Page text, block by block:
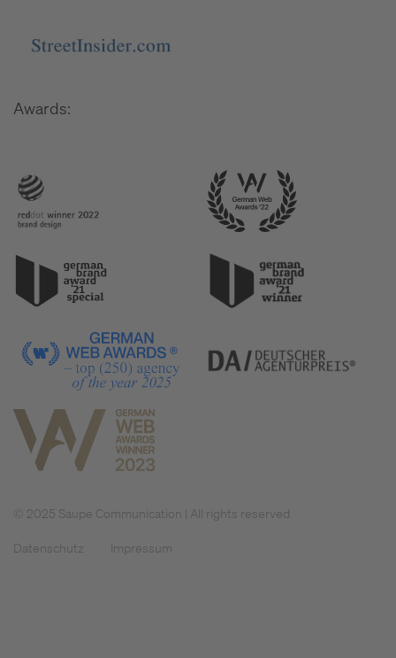
Awards:
© 2025 Saupe Communication | All rights reserved
Datenschutz Impressum